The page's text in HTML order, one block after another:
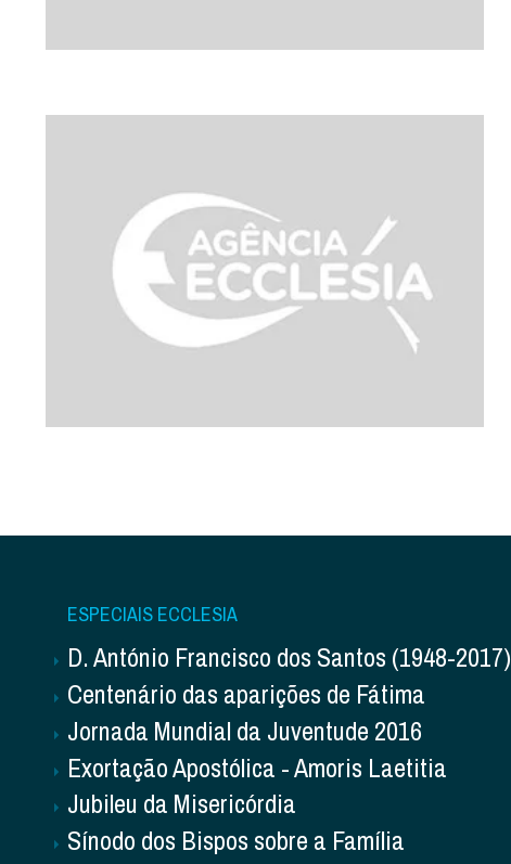
ESPECIAIS ECCLESIA
D. António Francisco dos Santos (1948-2017)
Centenário das aparições de Fátima
Jornada Mundial da Juventude 2016
Exortação Apostólica - Amoris Laetitia
Jubileu da Misericórdia
Sínodo dos Bispos sobre a Família